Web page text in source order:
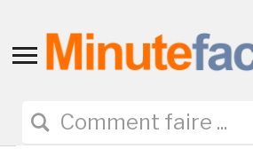
Toggle
navigation